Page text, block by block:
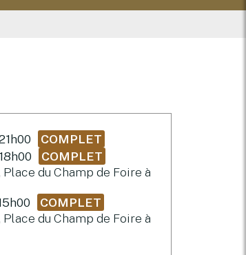
COMPLET
18h00
COMPLET
du Champ de Foire à
COMPLET
du Champ de Foire à